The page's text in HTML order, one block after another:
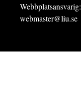
Webbplatsansvarig:
webmaster@liu.se